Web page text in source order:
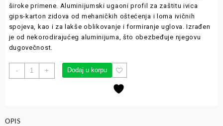
široke primene. Aluminijumski ugaoni profil za zaštitu ivica
gips-karton zidova od mehaničkih oštećenja i loma ivičnih
spojeva, kao i za lakše oblikovanje i formiranje uglova. Izrađen
je od nekorodirajućeg aluminijuma, što obezbeđuje njegovu
dugovečnost.
- + Dodaj u korpu
OPIS